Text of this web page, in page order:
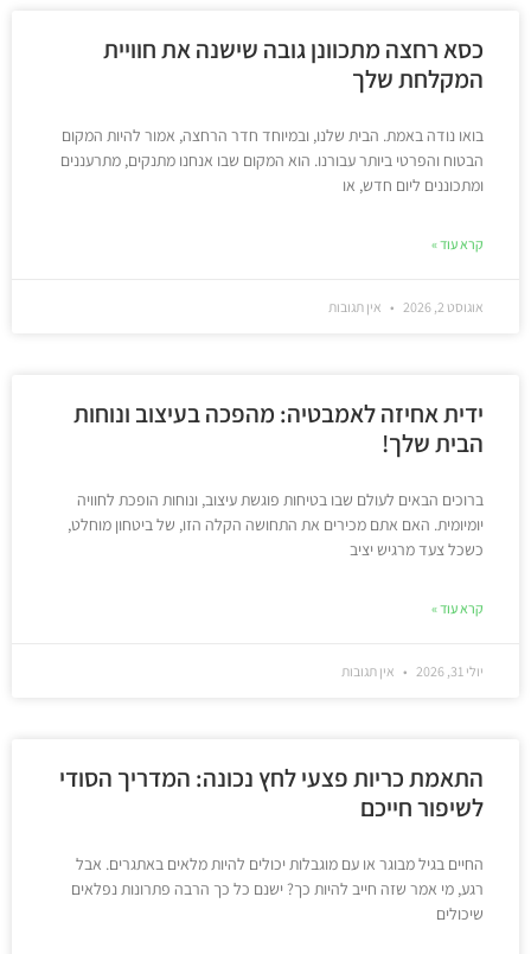
כסא רחצה מתכוונן גובה שישנה את חוויית
המקלחת שלך
בואו נודה באמת. הבית שלנו, ובמיוחד חדר הרחצה, אמור להיות המקום
הבטוח והפרטי ביותר עבורנו. הוא המקום שבו אנחנו מתנקים, מתרעננים
ומתכוננים ליום חדש, או
קרא עוד »
אוגוסט 2, 2026 אין תגובות
ידית אחיזה לאמבטיה: מהפכה בעיצוב ונוחות
הבית שלך!
ברוכים הבאים לעולם שבו בטיחות פוגשת עיצוב, ונוחות הופכת לחוויה
יומיומית. האם אתם מכירים את התחושה הקלה הזו, של ביטחון מוחלט,
כשכל צעד מרגיש יציב
קרא עוד »
יולי 31, 2026 אין תגובות
התאמת כריות פצעי לחץ נכונה: המדריך הסודי
לשיפור חייכם
החיים בגיל מבוגר או עם מוגבלות יכולים להיות מלאים באתגרים. אבל
רגע, מי אמר שזה חייב להיות כך? ישנם כל כך הרבה פתרונות נפלאים
שיכולים